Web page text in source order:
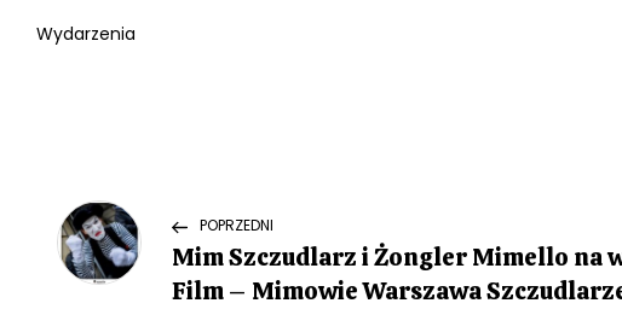
Wydarzenia
N
a
Previous
Post
POPRZEDNI
Mim Szczudlarz i Żongler Mimello na
Film – Mimowie Warszawa